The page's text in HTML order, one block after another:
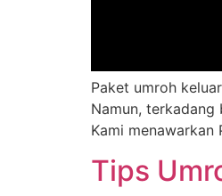
Paket umroh
Namun,
Kami
Tips